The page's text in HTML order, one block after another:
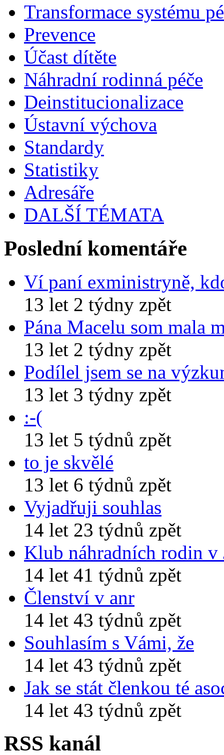
Transformace systému
Prevence
Účast dítěte
Náhradní rodinná péče
Deinstitucionalizace
Ústavní výchova
Standardy
Statistiky
Adresáře
DALŠÍ TÉMATA
Poslední komentáře
Ví paní exministryně,
13 let 2 týdny zpět
Pána Macelu som mala
13 let 2 týdny zpět
Podílel jsem se na
13 let 3 týdny zpět
:-(
13 let 5 týdnů zpět
to je skvělé
13 let 6 týdnů zpět
Vyjadřuji souhlas
14 let 23 týdnů zpět
Klub náhradních rodin v
14 let 41 týdnů zpět
Členství v anr
14 let 43 týdnů zpět
Souhlasím s Vámi, že
14 let 43 týdnů zpět
Jak se stát členkou té
14 let 43 týdnů zpět
RSS kanál